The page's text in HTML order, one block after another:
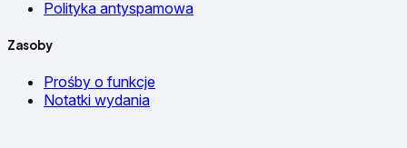
Polityka antyspamowa
Zasoby
Prośby o funkcje
Notatki wydania